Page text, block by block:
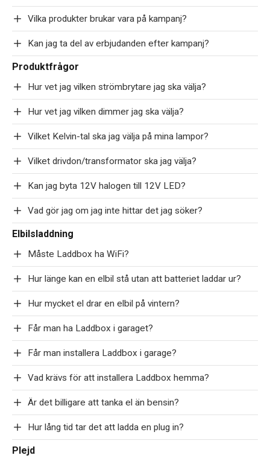
Vilka produkter brukar vara på kampanj?
Kan jag ta del av erbjudanden efter kampanj?
Produktfrågor
Hur vet jag vilken strömbrytare jag ska välja?
Hur vet jag vilken dimmer jag ska välja?
Vilket Kelvin-tal ska jag välja på mina lampor?
Vilket drivdon/transformator ska jag välja?
Kan jag byta 12V halogen till 12V LED?
Vad gör jag om jag inte hittar det jag söker?
Elbilsladdning
Måste Laddbox ha WiFi?
Hur länge kan en elbil stå utan att batteriet laddar ur?
Hur mycket el drar en elbil på vintern?
Får man ha Laddbox i garaget?
Får man installera Laddbox i garage?
Vad krävs för att installera Laddbox hemma?
Är det billigare att tanka el än bensin?
Hur lång tid tar det att ladda en plug in?
Plejd